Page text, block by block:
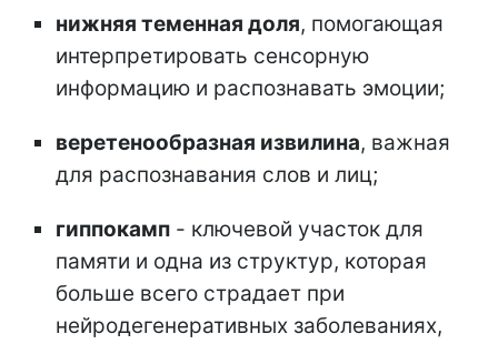
нижняя теменная доля, помогающая
интерпретировать сенсорную
информацию и распознавать эмоции;
веретенообразная извилина, важная
для распознавания слов и лиц;
гиппокамп - ключевой участок для
памяти и одна из структур, которая
больше всего страдает при
нейродегенеративных заболеваниях,